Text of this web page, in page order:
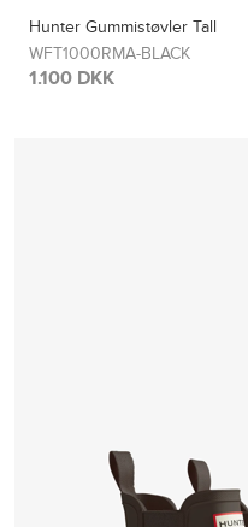
Hunter Gummistøvler Tall
WFT1000RMA-BLACK
1.100 DKK